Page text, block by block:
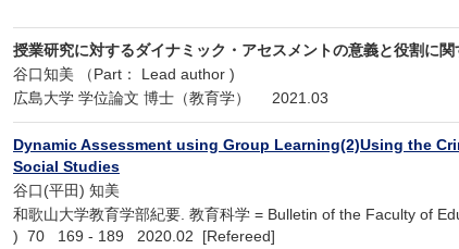
授業研究に対するダイナミック・アセスメントの意義と役割に関
谷口知美 （Part： Lead author )
広島大学 学位論文 博士（教育学） 2021.03
Dynamic Assessment using Group Learning(2)Using the
Social Studies
谷口(平田) 知美
和歌山大学教育学部紀要. 教育科学 = Bulletin of the Faculty of
) 70 169 - 189 2020.02 [Refereed]